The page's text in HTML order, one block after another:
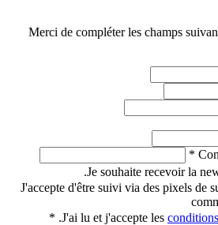
Merci de compléter les champs
*
Je souhaite recevoir la
J'accepte d'être suivi via des pixels de
J'ai lu et j'accepte les
.
*